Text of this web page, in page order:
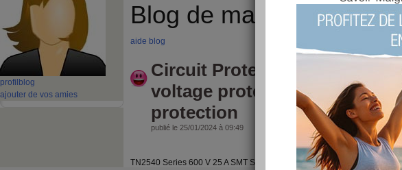
profil blog
ajouter de vos amies
Blog de maikhanh100
aide blog
Circuit Protection Devices,
voltage protection, Thermal
protection
publié le 25/01/2024 à 09:49
TN2540 Series 600 V 25 A SMT Silicon Controlled Rectifier - D2PAK